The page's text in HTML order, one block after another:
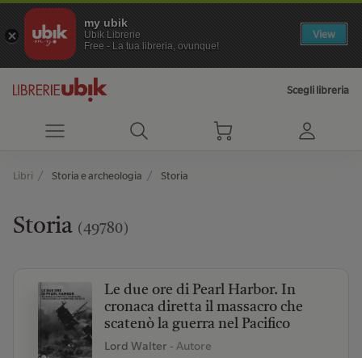
my ubik
Ubik Librerie
Free - La tua libreria, ovunque!
View
Scegli libreria
Libri Storia e archeologia Storia
Storia (49780)
Le due ore di Pearl Harbor. In
cronaca diretta il massacro che
scatenò la guerra nel Pacifico
Lord Walter - Autore